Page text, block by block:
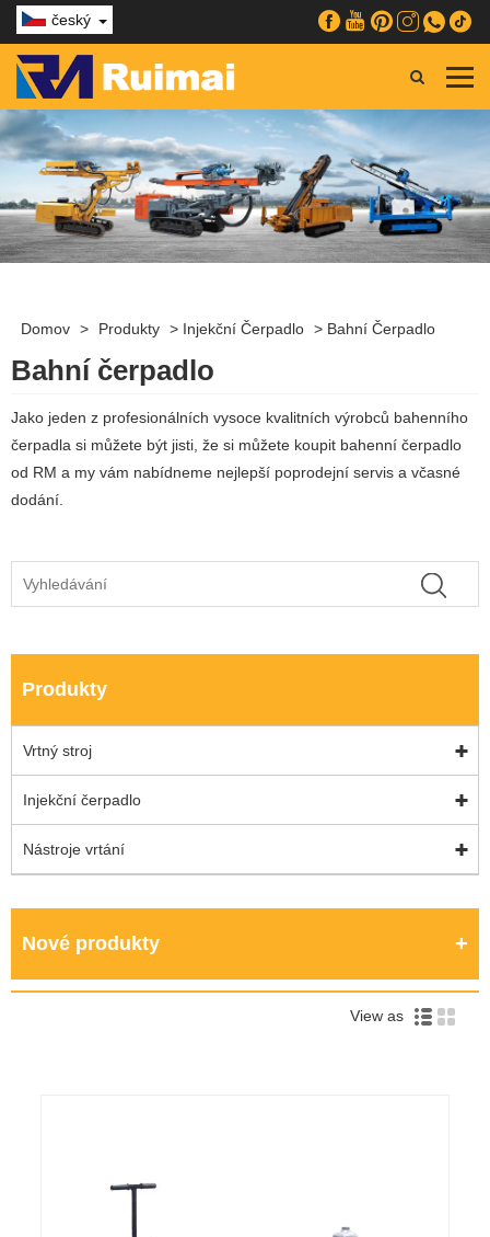
český
Domov > Produkty > Injekční Čerpadlo > Bahní Čerpadlo
Bahní čerpadlo
Jako jeden z profesionálních vysoce kvalitních výrobců bahenního
čerpadla si můžete být jisti, že si můžete koupit bahenní čerpadlo
od RM a my vám nabídneme nejlepší poprodejní servis a včasné
dodání.
Produkty
Vrtný stroj
Injekční čerpadlo
Nástroje vrtání
Nové produkty
View as